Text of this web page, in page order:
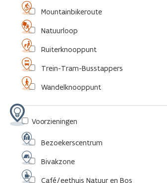
Mountainbikeroute
Natuurloop
Ruiterknooppunt
Trein-Tram-Busstappers
Wandelknooppunt
Voorzieningen
Bezoekerscentrum
Bivakzone
Café/eethuis Natuur en Bos